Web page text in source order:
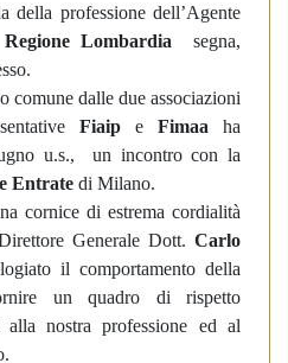
della professione dell’Agente
Lombardia segna,
comune dalle due associazioni
Fiaip e Fimaa ha
u.s., un incontro con la
Entrate di Milano.
cornice di estrema cordialità
Generale Dott. Carlo
il comportamento della
un quadro di rispetto
nostra professione ed al